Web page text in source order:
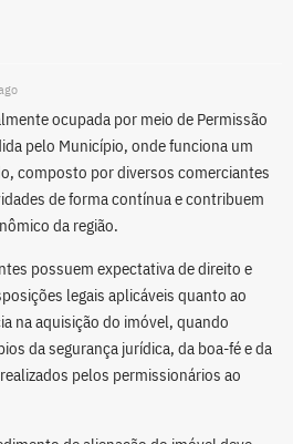
ocupada por meio de Permissão
pelo Município, onde funciona um
composto por diversos comerciantes
de forma contínua e contribuem
da região.
possuem expectativa de direito e
legais aplicáveis quanto ao
na aquisição do imóvel, quando
da segurança jurídica, da boa-fé e da
pelos permissionários ao